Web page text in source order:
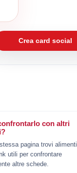
Crea card social
con altri
pagina trovi alimenti
utili per confrontare
altre schede.